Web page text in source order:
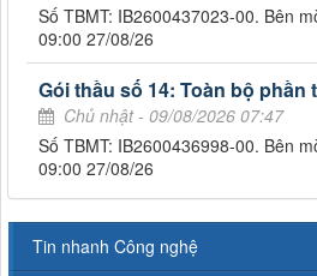
Số TBMT: IB2600437023-00. Bên
09:00 27/08/26
Gói thầu số 14: Toàn bộ
Chủ nhật - 09/08/2026 07:47
Số TBMT: IB2600436998-00. Bên
09:00 27/08/26
Tin nhanh Công nghệ